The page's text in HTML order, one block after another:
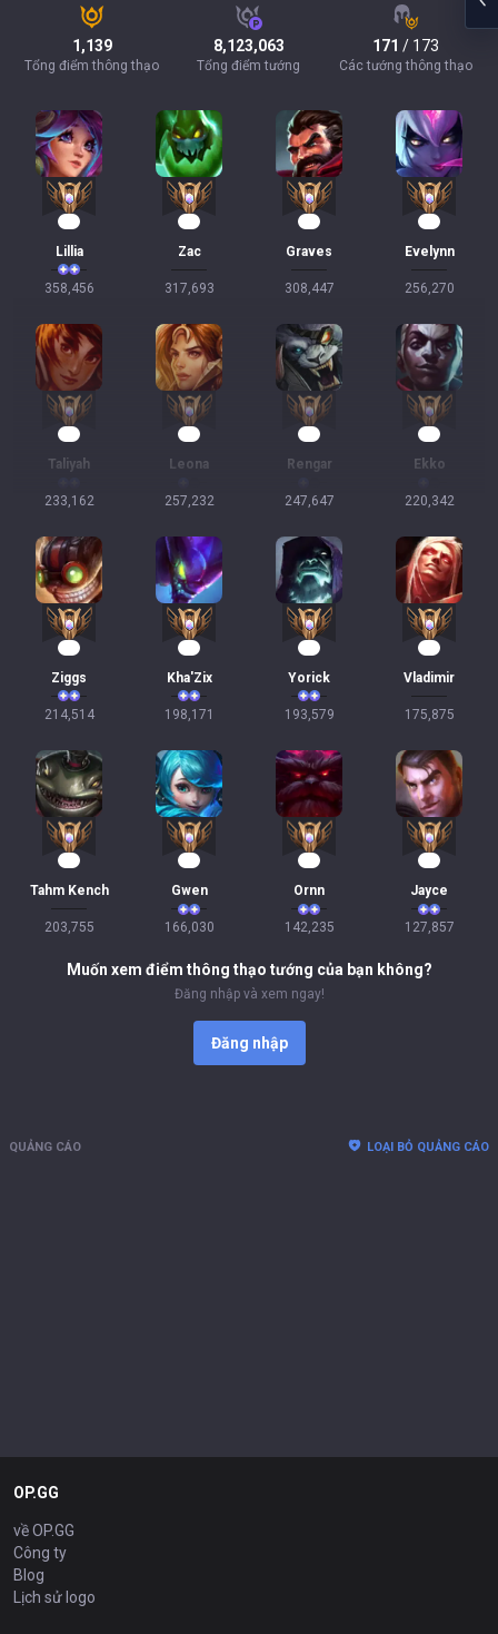
1,139
Tổng điểm thông thạo
8,123,063
Tổng điểm tướng
171 / 173
Các tướng thông thạo
Lillia
358,456
Zac
317,693
Graves
308,447
Evelynn
256,270
Taliyah
233,162
Leona
257,232
Rengar
247,647
Ekko
220,342
Ziggs
214,514
Kha'Zix
198,171
Yorick
193,579
Vladimir
175,875
Tahm Kench
203,755
Gwen
166,030
Ornn
142,235
Jayce
127,857
Muốn xem điểm thông thạo tướng của bạn không?
Đăng nhập và xem ngay!
Đăng nhập
QUẢNG CÁO LOẠI BỎ QUẢNG CÁO
OP.GG
về OP.GG
Công ty
Blog
Lịch sử logo